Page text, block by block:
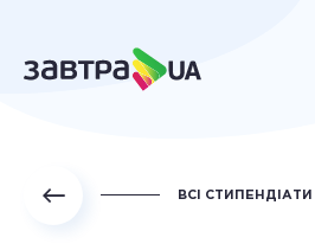
ВСІ СТИПЕНДІАТИ